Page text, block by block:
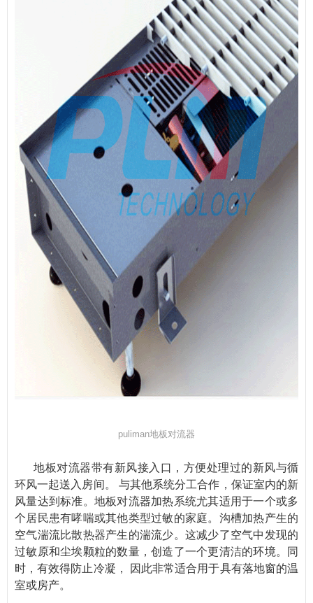
puliman地板对流器
地板对流器带有新风接入口，方便处理过的新风与循
环风一起送入房间。 与其他系统分工合作，保证室内的新
风量达到标准。地板对流器加热系统尤其适用于一个或多
个居民患有哮喘或其他类型过敏的家庭。沟槽加热产生的
空气湍流比散热器产生的湍流少。这减少了空气中发现的
过敏原和尘埃颗粒的数量，创造了一个更清洁的环境。同
时，有效得防止冷凝， 因此非常适合用于具有落地窗的温
室或房产。